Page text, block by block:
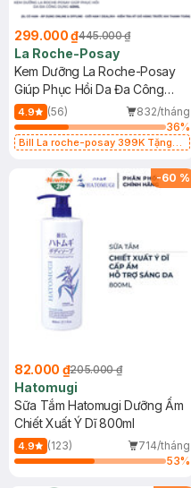
299.000 ₫445.000 ₫
La Roche-Posay
Kem Dưỡng La Roche-Posay
Giúp Phục Hồi Da Đa Công
Dụng 40ml
4.9 (56)
832/tháng
36%
Bill La roche-posay 399K Tặng
(SL có hạn)
-60 %
82.000 ₫205.000 ₫
Hatomugi
Sữa Tắm Hatomugi Dưỡng Ẩm
Chiết Xuất Ý Dĩ 800ml
4.9 (123)
714/tháng
53%